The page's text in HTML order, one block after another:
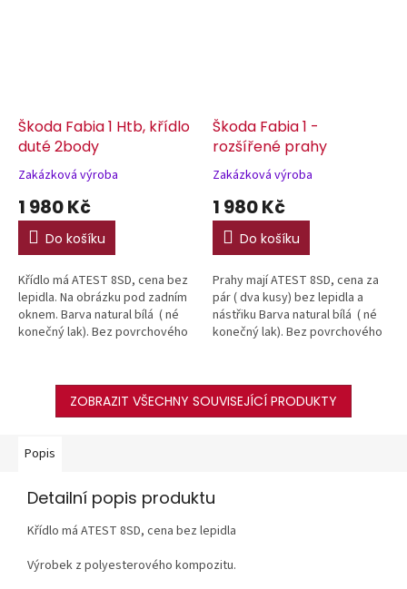
Škoda Fabia 1 Htb, křídlo
duté 2body
Zakázková výroba
1 980 Kč
Do košíku
Křídlo má ATEST 8SD, cena bez
lepidla. Na obrázku pod zadním
oknem. Barva natural bílá ( né
konečný lak). Bez povrchového
Škoda Fabia 1 -
rozšířené prahy
Zakázková výroba
1 980 Kč
Do košíku
Prahy mají ATEST 8SD, cena za
pár ( dva kusy) bez lepidla a
nástřiku Barva natural bílá ( né
konečný lak). Bez povrchového
ZOBRAZIT VŠECHNY SOUVISEJÍCÍ PRODUKTY
Popis
Detailní popis produktu
Křídlo má ATEST 8SD, cena bez lepidla
Výrobek z polyesterového kompozitu.